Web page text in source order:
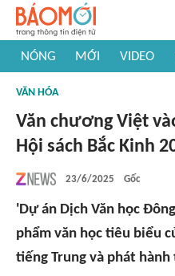
NÓNG MỚI VIDEO
#Khám phá thế giới
VĂN HÓA
Văn chương Việt
Hội sách Bắc Kinh
23/6/2025 Gốc
'Dự án Dịch Văn học
phẩm văn học tiêu biểu
tiếng Trung và phát